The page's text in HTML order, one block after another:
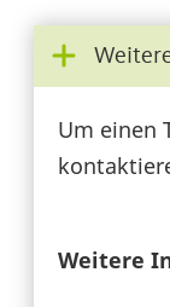
Um einen
Weitere